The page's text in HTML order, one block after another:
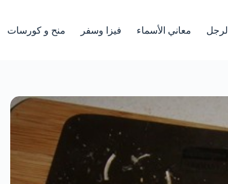
الرجل معاني الأسماء فيزا وسفر منح و كورسات